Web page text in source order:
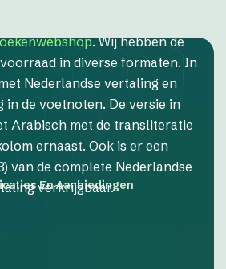
En Aanbiedingen
. Wij hebben de
in diverse formaten. In
Nederlandse vertaling en
in de voetnoten. De versie in
Arabisch met de transliteratie
ernaast. Ook is er een
van de complete Nederlandse
verkrijgbaar.